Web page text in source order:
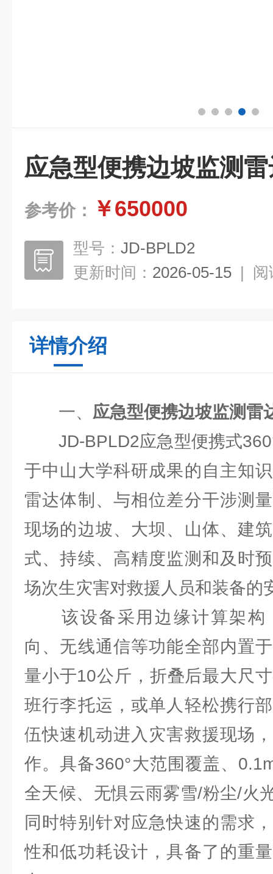
应急型便携边坡监测
参考价： ￥650000
型号： JD-BPLD2
更新时间： 2026-05-15 | 阅
详情介绍
一、 应急型便携边坡监测雷
JD-BPLD2应急型便携式
于中山大学科研成果的自主知
雷达体制、与相位差分干涉测
现场的边坡、大坝、山体、建
式、持续、高精度监测和及时
场次生灾害对救援人员和装备的
该设备采用边缘计算架构
向、无线通信等功能全部内置
量小于10公斤，折叠后最大尺
班行李托运，或单人轻松携行
伍快速机动进入灾害救援现场
作。具备360°大范围覆盖、
全天候、无惧云雨雾雪/粉尘/火
同时特别针对应急快速的需求
性和低功耗设计，具备了的重